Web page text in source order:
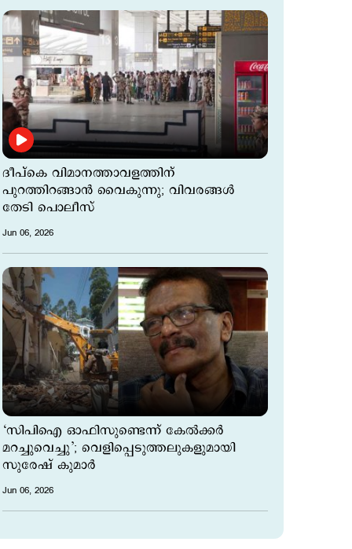
ദീപ്കെ വിമാനത്താവളത്തിന്
പുറത്തിറങ്ങാന്‍ വൈകുന്നു; വിവരങ്ങള്‍
തേടി പൊലീസ്
Jun 06, 2026
‘സിപിഐ ഓഫിസുണ്ടെന്ന് കേൽക്കർ
മറച്ചുവെച്ചു’; വെളിപ്പെടുത്തലുകളുമായി
സുരേഷ് കുമാർ
Jun 06, 2026